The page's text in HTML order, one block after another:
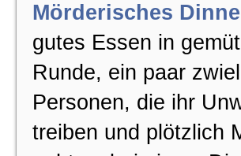
Firmenevent
Rahmenprogramme
Erlebnisausflug
Mörderisches
gutes Essen in
Runde, ein paar
Personen, die ihr
treiben und plötzlich